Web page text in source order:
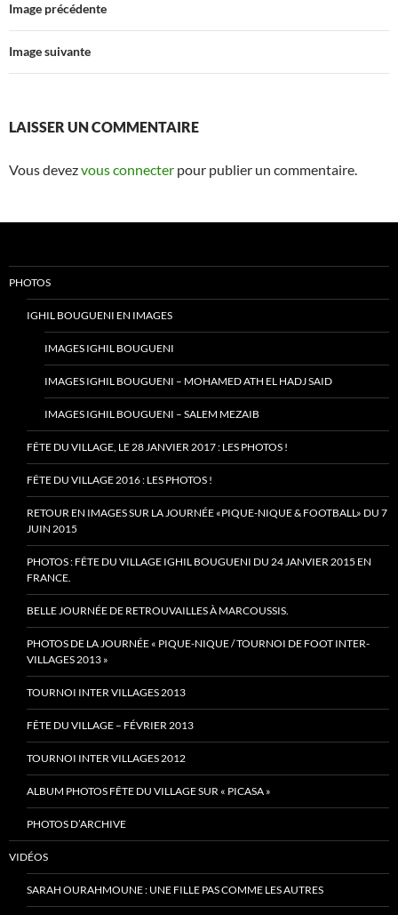
Image précédente
Image suivante
LAISSER UN COMMENTAIRE
Vous devezvous connecter pour publier un commentaire.
PHOTOS
IGHIL BOUGUENI EN IMAGES
IMAGES IGHIL BOUGUENI
IMAGES IGHIL BOUGUENI – MOHAMED ATH EL HADJ SAID
IMAGES IGHIL BOUGUENI – SALEM MEZAIB
FÊTE DU VILLAGE, LE 28 JANVIER 2017 : LES PHOTOS !
FÊTE DU VILLAGE 2016 : LES PHOTOS !
RETOUR EN IMAGES SUR LA JOURNÉE «PIQUE-NIQUE & FOOTBALL» DU 7
JUIN 2015
PHOTOS : FÊTE DU VILLAGE IGHIL BOUGUENI DU 24 JANVIER 2015 EN
FRANCE.
BELLE JOURNÉE DE RETROUVAILLES À MARCOUSSIS.
PHOTOS DE LA JOURNÉE « PIQUE-NIQUE / TOURNOI DE FOOT INTER-
VILLAGES 2013 »
TOURNOI INTER VILLAGES 2013
FÊTE DU VILLAGE – FÉVRIER 2013
TOURNOI INTER VILLAGES 2012
ALBUM PHOTOS FÊTE DU VILLAGE SUR « PICASA »
PHOTOS D’ARCHIVE
VIDÉOS
SARAH OURAHMOUNE : UNE FILLE PAS COMME LES AUTRES